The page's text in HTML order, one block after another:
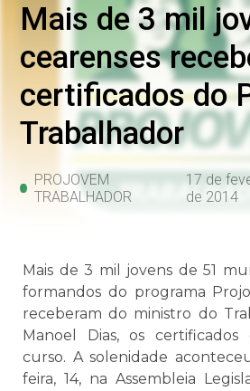
Mais de 3 mil
cearenses
certificados do
Trabalhador
PROJOVEM
TRABALHADOR
17 de
de 2014
Mais de 3 mil jovens de 51
formandos do programa
receberam do ministro do
Manoel Dias, os
curso. A solenidade
feira, 14, na Assembleia